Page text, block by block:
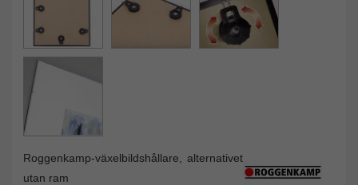
Roggenkamp-växelbildshållare, alternativet
utan ram